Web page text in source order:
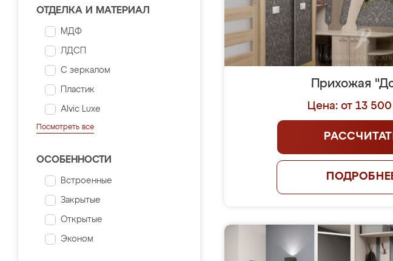
ОТДЕЛКА И МАТЕРИАЛ
МДФ
ЛДСП
С зеркалом
Пластик
Alvic Luxe
Посмотреть все
ОСОБЕННОСТИ
Встроенные
Закрытые
Открытые
Эконом
Прихожая
Цена: от 13